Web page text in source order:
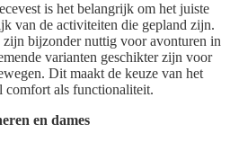
is het belangrijk om het juiste
van de activiteiten die gepland zijn.
zijn bijzonder nuttig voor avonturen in
varianten geschikter zijn voor
Dit maakt de keuze van het
comfort als functionaliteit.
en dames